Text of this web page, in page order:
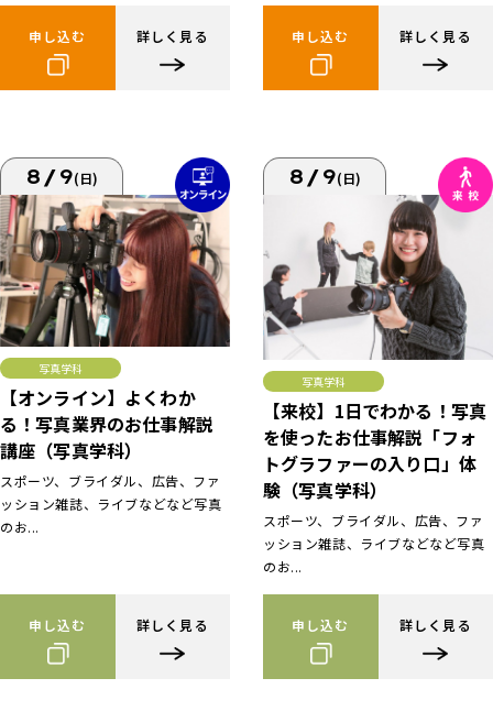
申し込む 詳しく見る 申し込む 詳しく見る
8/9(日)
写真学科
【オンライン】よくわか
る！写真業界のお仕事解説
講座（写真学科）
スポーツ、ブライダル、広告、ファ
ッション雑誌、ライブなどなど写真
のお...
申し込む 詳しく見る
8/9(日)
写真学科
【来校】1日でわかる！写真
を使ったお仕事解説「フォ
トグラファーの入り口」体
験（写真学科）
スポーツ、ブライダル、広告、ファ
ッション雑誌、ライブなどなど写真
のお...
申し込む 詳しく見る